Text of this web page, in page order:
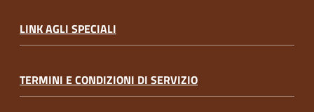
LINK AGLI SPECIALI
TERMINI E CONDIZIONI DI SERVIZIO